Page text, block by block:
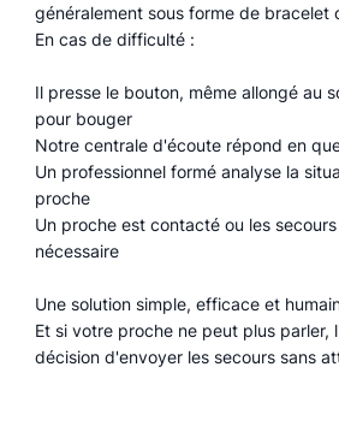
généralement sous forme de bracelet
En cas de difficulté :
Il presse le bouton, même allongé au
pour bouger
Notre centrale d'écoute répond en
Un professionnel formé analyse la
proche
Un proche est contacté ou les
nécessaire
Une solution simple, efficace et
Et si votre proche ne peut plus parler,
décision d'envoyer les secours sans